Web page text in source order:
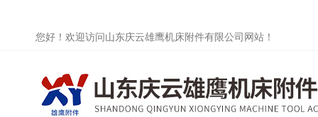
您好！欢迎访问山东庆云雄鹰机床附件有限公司网站！